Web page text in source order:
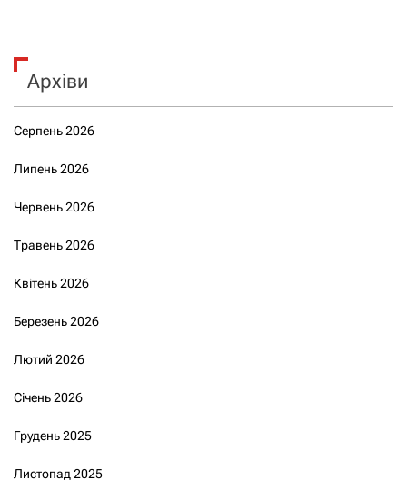
Архіви
Серпень 2026
Липень 2026
Червень 2026
Травень 2026
Квітень 2026
Березень 2026
Лютий 2026
Січень 2026
Грудень 2025
Листопад 2025